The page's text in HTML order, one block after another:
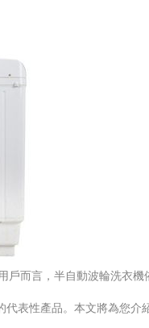
而言，半自動波輪洗衣
表性產品。本文將為您